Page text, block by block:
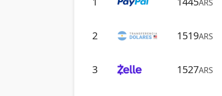
ARS
2 1519ARS
3 1527ARS